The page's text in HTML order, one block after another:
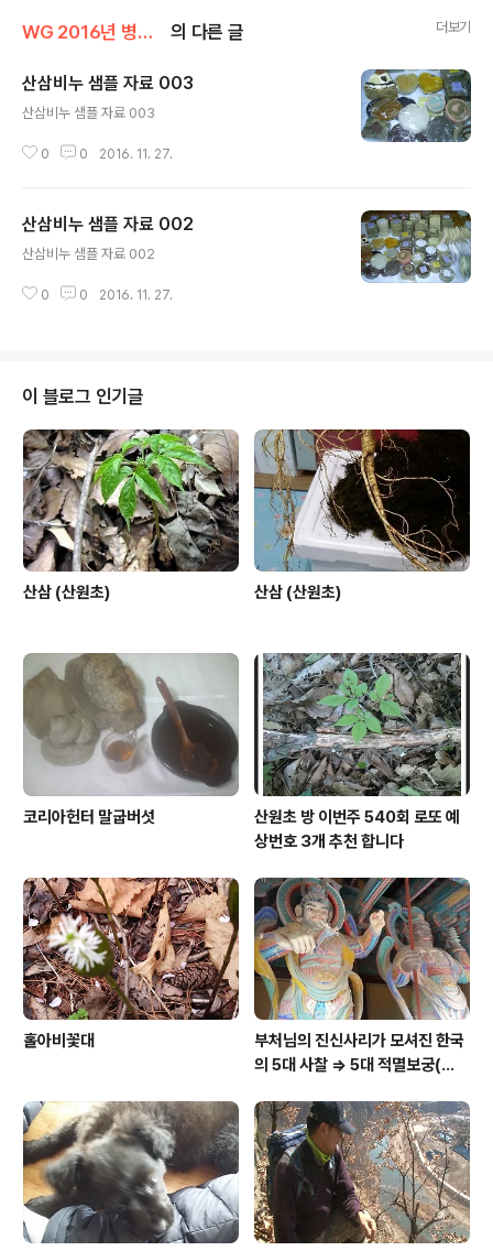
WG 2016년 병신년 기록 의 다른 글 더보기
산삼비누 샘플 자료 003
산삼비누 샘플 자료 003
0 0 2016. 11. 27.
산삼비누 샘플 자료 002
산삼비누 샘플 자료 002
0 0 2016. 11. 27.
이 블로그 인기글
산삼 (산원초) 산삼 (산원초)
코리아헌터 말굽버섯
산원초 방 이번주 540회 로또 예
상번호 3개 추천 합니다
홀아비꽃대
부처님의 진신사리가 모셔진 한국
의 5대 사찰 => 5대 적멸보궁(寂